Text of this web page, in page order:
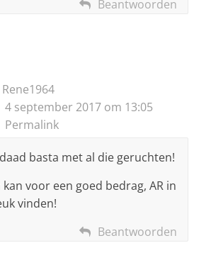
Beantwoorden
Rene1964
4 september 2017 om 13:05
Permalink
basta met al die geruchten!
voor een goed bedrag, AR in
vinden!
Beantwoorden